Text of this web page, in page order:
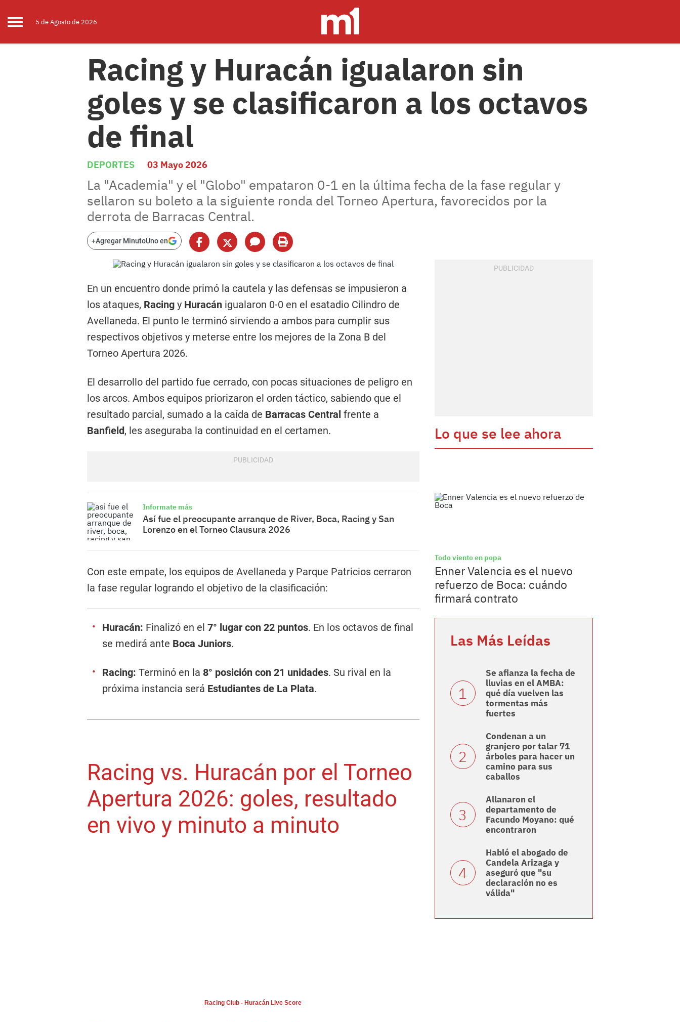
5 deAgostode 2026
Racing y Huracán igualaron sin
goles y se clasificaron a los octavos
de final
DEPORTES 03 Mayo 2026
La "Academia" y el "Globo" empataron 0-1 en la última fecha de la fase regular y
sellaron su boleto a la siguiente ronda del Torneo Apertura, favorecidos por la
derrota de Barracas Central.
+Agregar MinutoUno en
En un encuentro donde primó la cautela y las defensas se impusieron a
los ataques, Racing y Huracán igualaron 0-0 en el esatadio Cilindro de
Avellaneda. El punto le terminó sirviendo a ambos para cumplir sus
respectivos objetivos y meterse entre los mejores de la Zona B del
Torneo Apertura 2026.
El desarrollo del partido fue cerrado, con pocas situaciones de peligro en
los arcos. Ambos equipos priorizaron el orden táctico, sabiendo que el
resultado parcial, sumado a la caída de Barracas Central frente a
Banfield, les aseguraba la continuidad en el certamen.
Informate más
Así fue el preocupante arranque de River, Boca, Racing y San
Lorenzo en el Torneo Clausura 2026
Con este empate, los equipos de Avellaneda y Parque Patricios cerraron
la fase regular logrando el objetivo de la clasificación:
Huracán: Finalizó en el 7° lugar con 22 puntos. En los octavos de final
se medirá ante Boca Juniors.
Racing: Terminó en la 8° posición con 21 unidades. Su rival en la
próxima instancia será Estudiantes de La Plata.
Racing vs. Huracán por el Torneo
Apertura 2026: goles, resultado
en vivo y minuto a minuto
Racing Club - Huracán Live Score
Lo que se lee ahora
Todo viento en popa
Enner Valencia es el nuevo
refuerzo de Boca: cuándo
firmará contrato
Las Más Leídas
Se afianza la fecha de
lluvias en el AMBA:
qué día vuelven las
tormentas más
fuertes
Condenan a un
granjero por talar 71
árboles para hacer un
camino para sus
caballos
Allanaron el
departamento de
Facundo Moyano: qué
encontraron
Habló el abogado de
Candela Arizaga y
aseguró que "su
declaración no es
válida"